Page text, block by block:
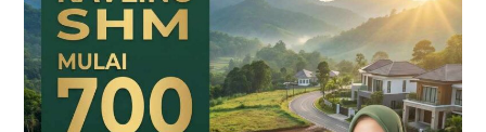
EAST
BOGOR
–
KAVLING
SHM